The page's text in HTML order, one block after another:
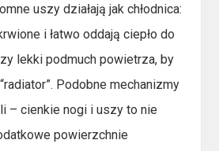
uszy działają jak chłodnica:
i łatwo oddają ciepło do
lekki podmuch powietrza, by
Podobne mechanizmy
– cienkie nogi i uszy to nie
powierzchnie